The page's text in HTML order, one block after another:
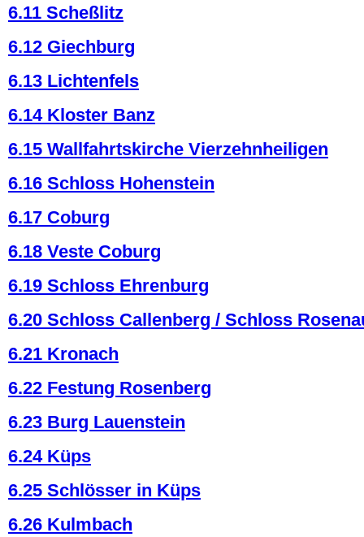
6.11 Scheßlitz
6.12 Giechburg
6.13 Lichtenfels
6.14 Kloster Banz
6.15 Wallfahrtskirche Vierzehnheiligen
6.16 Schloss Hohenstein
6.17 Coburg
6.18 Veste Coburg
6.19 Schloss Ehrenburg
6.20 Schloss Callenberg / Schloss
6.21 Kronach
6.22 Festung Rosenberg
6.23 Burg Lauenstein
6.24 Küps
6.25 Schlösser in Küps
6.26 Kulmbach